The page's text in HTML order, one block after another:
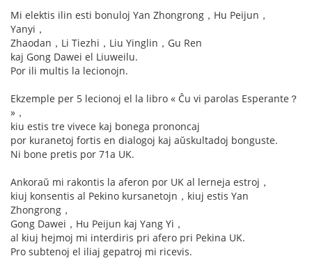
Mi elektis ilin esti bonuloj Yan Zhongrong，Hu Peijun，
Yanyi，
Zhaodan，Li Tiezhi，Liu Yinglin，Gu Ren
kaj Gong Dawei el Liuweilu.
Por ili multis la lecionojn.
Ekzemple per 5 lecionoj el la libro « Ĉu vi parolas Esperante？
»，
kiu estis tre vivece kaj bonega prononcaj
por kuranetoj fortis en dialogoj kaj aŭskultadoj bonguste.
Ni bone pretis por 71a UK.
Ankoraŭ mi rakontis la aferon por UK al lerneja estroj，
kiuj konsentis al Pekino kursanetojn，kiuj estis Yan
Zhongrong，
Gong Dawei，Hu Peijun kaj Yang Yi，
al kiuj hejmoj mi interdiris pri afero pri Pekina UK.
Pro subtenoj el iliaj gepatroj mi ricevis.